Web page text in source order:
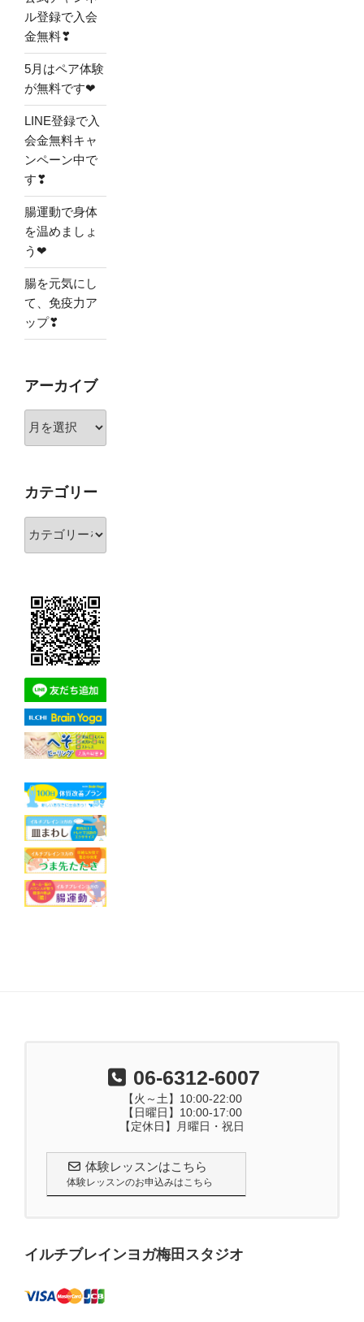
ル登録で入会
金無料❣
5月はペア体験
が無料です❤
LINE登録で入
会金無料キャ
ンペーン中で
す❣
腸運動で身体
を温めましょ
う❤
腸を元気にし
て、免疫力ア
ップ❣
アーカイブ
ア
ブ
カテゴリー
ー
06-6312-6007
【火～土】10:00-22:00
【日曜日】10:00-17:00
【定休日】月曜日・祝日
体験レッスンはこちら
体験レッスンのお申込みはこちら
イルチブレインヨガ梅田スタジオ